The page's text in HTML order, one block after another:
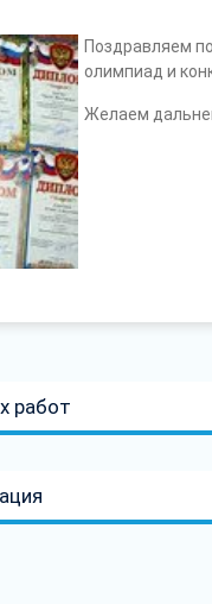
Поздравляем
олимпиад и
Желаем
работ